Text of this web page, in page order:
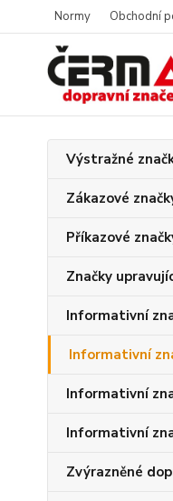
Normy Obchodní
Výstražné
Zákazové
Příkazové
Značky
Informativní
Informativní
Informativní
Informativní
Zvýrazněné